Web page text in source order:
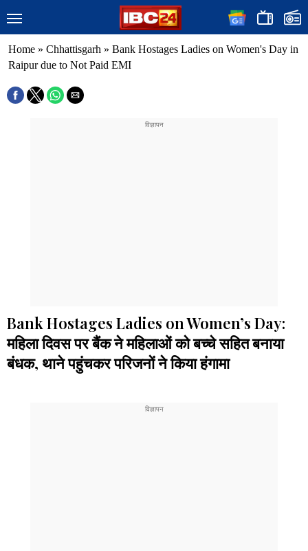
Home » Chhattisgarh » Bank Hostages Ladies on Women's Day in
Raipur due to Not Paid EMI
Bank Hostages Ladies on Women’s Day:
महिला दिवस पर बैंक ने महिलाओं को बच्चे सहित बनाया
बंधक, थाने पहुंचकर परिजनों ने किया हंगामा